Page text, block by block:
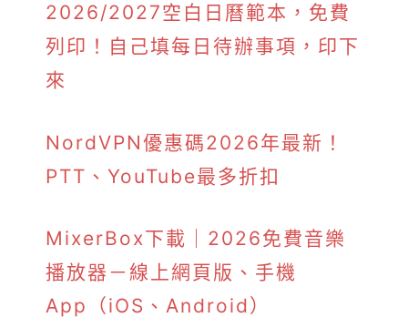
2026/2027空白日曆範本，免費
列印！自己填每日待辦事項，印下
來
NordVPN優惠碼2026年最新！
PTT、YouTube最多折扣
MixerBox下載｜2026免費音樂
播放器－線上網頁版、手機
App（iOS、Android）